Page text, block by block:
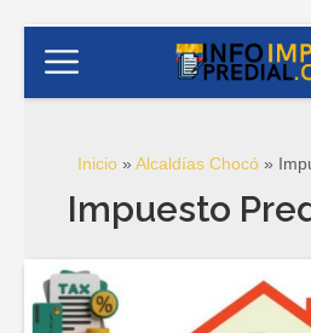
Inicio » Alcaldías Chocó »
Impuesto